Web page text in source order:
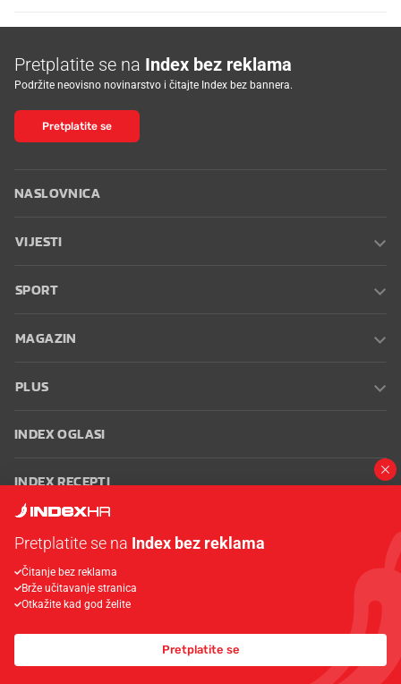
Pretplatite se na Index bez reklama
Podržite neovisno novinarstvo i čitajte Index bez bannera.
Pretplatite se
NASLOVNICA
VIJESTI
SPORT
MAGAZIN
PLUS
INDEX OGLASI
INDEX RECEPTI
Oglašavanje Zaposli se na Indexu
korištenja
Postavke kolačića
© 2026 Index
Pretplatite se na Index bez reklama
Čitanje bez reklama
Brže učitavanje stranica
Otkažite kad god želite
Pretplatite se